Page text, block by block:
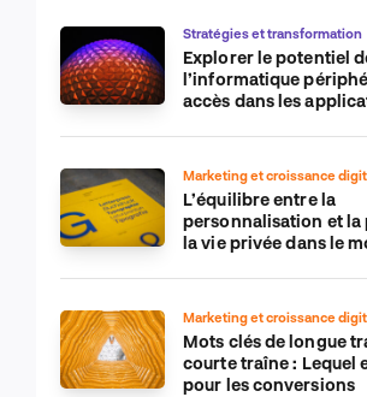
Stratégies et transformation
Explorer le potentiel
l’informatique
accès dans les
Marketing et croissance
L’équilibre entre la
personnalisation et
la vie privée dans le
Marketing et croissance
Mots clés de longue
courte traîne : Lequel
pour les conversions